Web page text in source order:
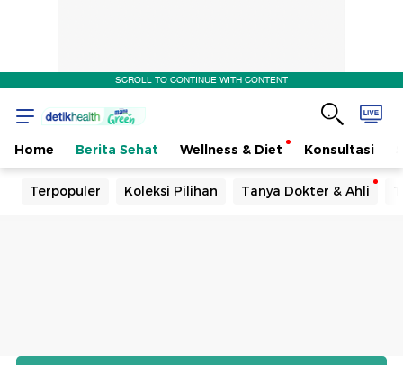
SCROLL TO CONTINUE WITH CONTENT
Home Berita Sehat Wellness & Diet Konsultasi
Terpopuler Koleksi Pilihan Tanya Dokter & Ahli